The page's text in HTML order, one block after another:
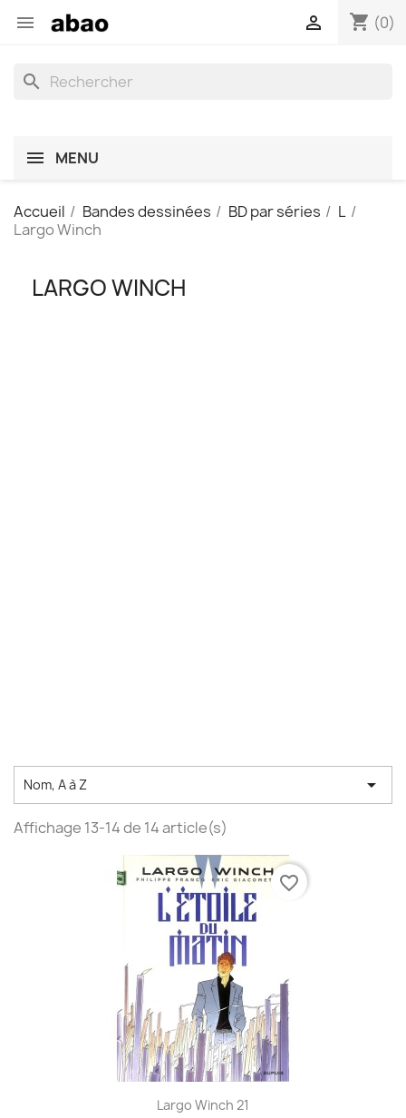
 shopping_cart (0)

search
MENU
Accueil Bandes dessinées BD par séries
L
Largo Winch
LARGO WINCH
Nom, A à Z 
Affichage 13-14 de 14 article(s)
Largo Winch 21
favorite_border